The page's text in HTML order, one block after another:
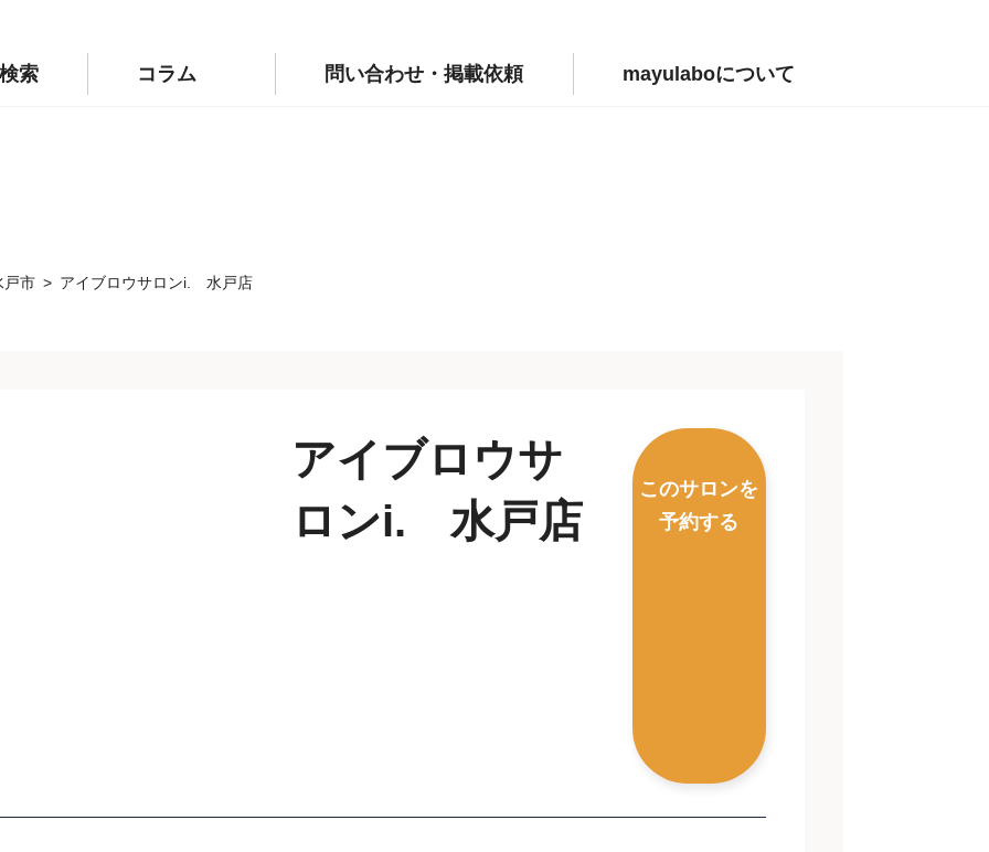
public_html/wp-config.php
索 コラム 問い合わせ・掲載依頼 mayulaboについて
戸市 アイブロウサロンi. 水戸店
アイブロウサ
ロンi. 水戸店
このサロンを
予約する